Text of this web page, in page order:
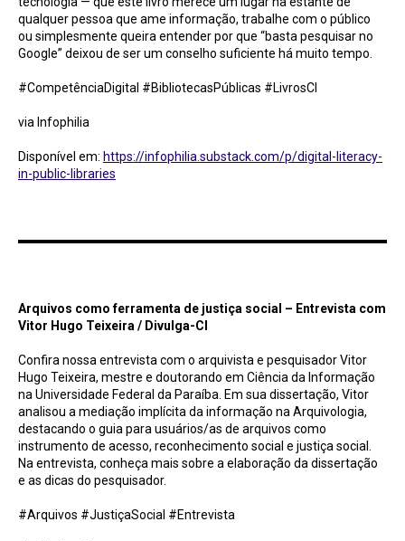
qualquer pessoa que ame informação, trabalhe com o público
ou simplesmente queira entender por que “basta pesquisar no
Google” deixou de ser um conselho suficiente há muito tempo.
#CompetênciaDigital #BibliotecasPúblicas #LivrosCI
via Infophilia
Disponível em: https://infophilia.substack.com/p/digital-literacy-
in-public-libraries
Arquivos como ferramenta de justiça social – Entrevista com
Vitor Hugo Teixeira / Divulga-CI
Confira nossa entrevista com o arquivista e pesquisador Vitor
Hugo Teixeira, mestre e doutorando em Ciência da Informação
na Universidade Federal da Paraíba. Em sua dissertação, Vitor
analisou a mediação implícita da informação na Arquivologia,
destacando o guia para usuários/as de arquivos como
instrumento de acesso, reconhecimento social e justiça social.
Na entrevista, conheça mais sobre a elaboração da dissertação
e as dicas do pesquisador.
#Arquivos #JustiçaSocial #Entrevista